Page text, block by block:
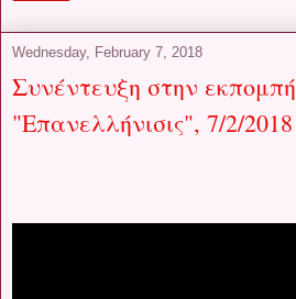
Wednesday, February 7, 2018
Συνέντευξη στην εκπομπή
"Επανελλήνισις", 7/2/2018